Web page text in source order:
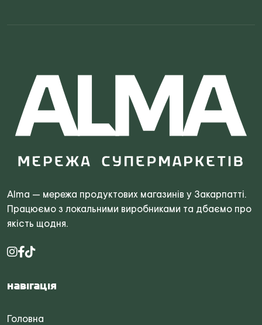
Alma — мережа продуктових магазинів у Закарпатті.
Працюємо з локальними виробниками та дбаємо про
якість щодня.
Навігація
Головна